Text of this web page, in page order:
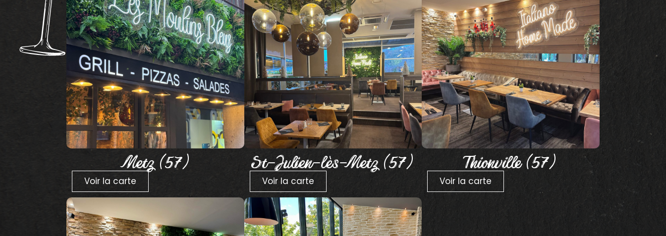
Metz (57)
Voir la carte
St-Julien-lès-Metz (57)
Voir la carte
Thionville (57)
Voir la carte